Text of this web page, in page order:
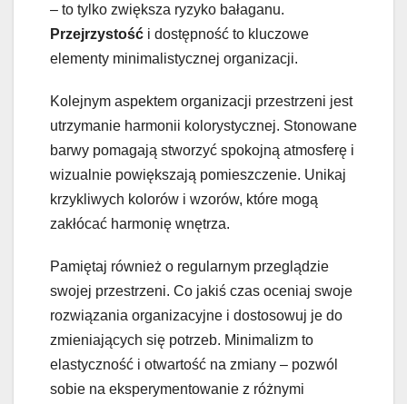
– to tylko zwiększa ryzyko bałaganu.
Przejrzystość i dostępność to kluczowe
elementy minimalistycznej organizacji.
Kolejnym aspektem organizacji przestrzeni jest
utrzymanie harmonii kolorystycznej. Stonowane
barwy pomagają stworzyć spokojną atmosferę i
wizualnie powiększają pomieszczenie. Unikaj
krzykliwych kolorów i wzorów, które mogą
zakłócać harmonię wnętrza.
Pamiętaj również o regularnym przeglądzie
swojej przestrzeni. Co jakiś czas oceniaj swoje
rozwiązania organizacyjne i dostosowuj je do
zmieniających się potrzeb. Minimalizm to
elastyczność i otwartość na zmiany – pozwól
sobie na eksperymentowanie z różnymi